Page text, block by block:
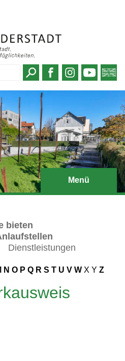
Menü
bieten
Dienstleistungen
N O P Q R S T U V W X Y Z